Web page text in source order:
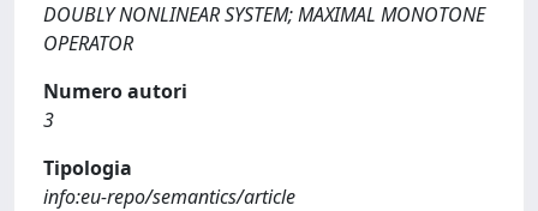
DOUBLY NONLINEAR SYSTEM; MAXIMAL MONOTONE
OPERATOR
Numero autori
3
Tipologia
info:eu-repo/semantics/article